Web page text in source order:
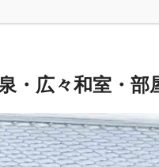
・広々和室・部